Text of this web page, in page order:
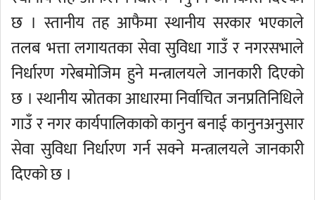
छ । स्तानीय तह आफैमा स्थानीय सरकार भएकाले
तलब भत्ता लगायतका सेवा सुविधा गाउँ र नगरसभाले
निर्धारण गरेबमोजिम हुने मन्त्रालयले जानकारी दिएको
छ । स्थानीय स्रोतका आधारमा निर्वाचित जनप्रतिनिधिले
गाउँ र नगर कार्यपालिकाको कानुन बनाई कानुनअनुसार
सेवा सुविधा निर्धारण गर्न सक्ने मन्त्रालयले जानकारी
दिएको छ ।